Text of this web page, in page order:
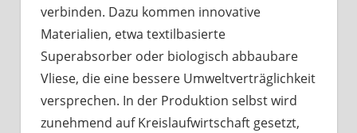
verbinden. Dazu kommen innovative
Materialien, etwa textilbasierte
Superabsorber oder biologisch abbaubare
Vliese, die eine bessere Umweltverträglichkeit
versprechen. In der Produktion selbst wird
zunehmend auf Kreislaufwirtschaft gesetzt,